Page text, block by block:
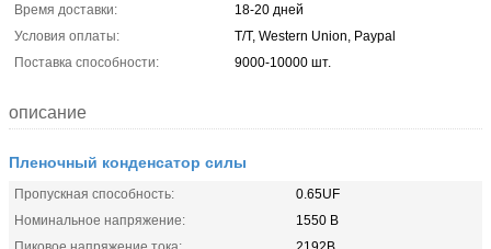
Время доставки:
18-20 дней
Условия оплаты:
T/T, Western Union, Paypal
Поставка способности:
9000-10000 шт.
описание
Пленочный конденсатор силы
Пропускная способность:
0.65UF
Номинальное напряжение:
1550 В